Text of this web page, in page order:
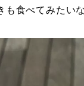
も食べてみたい